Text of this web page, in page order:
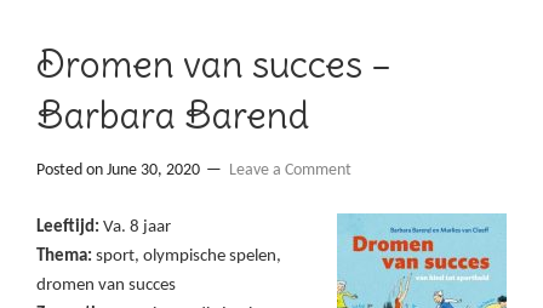
Dromen van succes –
Barbara Barend
Posted on June 30, 2020 Leave a Comment
Leeftijd: Va. 8 jaar
Thema: sport, olympische spelen,
dromen van succes